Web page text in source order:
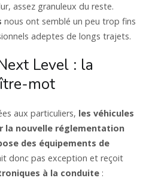
assez granuleux du reste.
nous ont semblé un peu trop fins
adeptes de longs trajets.
Level : la
mot
aux particuliers, les véhicules
nouvelle réglementation
des équipements de
donc pas exception et reçoit
à la conduite :